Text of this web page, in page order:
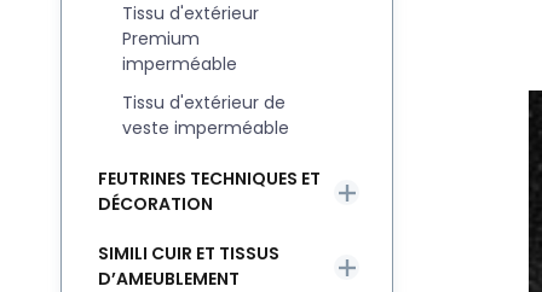
Tissu d'extérieur
Premium
imperméable
Tissu d'extérieur de
veste imperméable
FEUTRINES TECHNIQUES ET
DÉCORATION
SIMILI CUIR ET TISSUS
D’AMEUBLEMENT